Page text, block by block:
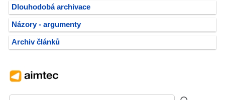
Dlouhodobá archivace
Názory - argumenty
Archiv článků